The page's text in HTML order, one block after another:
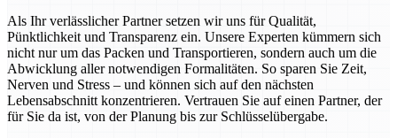
Als Ihr verlässlicher Partner setzen wir uns für Qualität,
Pünktlichkeit und Transparenz ein. Unsere Experten kümmern sich
nicht nur um das Packen und Transportieren, sondern auch um die
Abwicklung aller notwendigen Formalitäten. So sparen Sie Zeit,
Nerven und Stress – und können sich auf den nächsten
Lebensabschnitt konzentrieren. Vertrauen Sie auf einen Partner, der
für Sie da ist, von der Planung bis zur Schlüsselübergabe.